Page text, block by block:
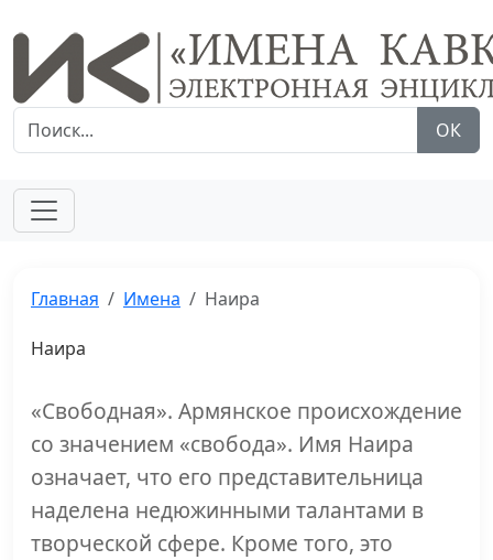
ОК
Главная Имена Наира
Наира
«Свободная». Армянское происхождение
со значением «свобода». Имя Наира
означает, что его представительница
наделена недюжинными талантами в
творческой сфере. Кроме того, это